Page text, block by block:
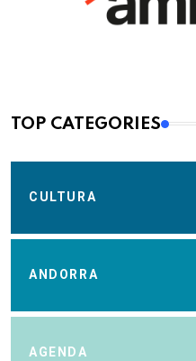
TOP CATEGORIES
CULTURA
ANDORRA
AGENDA